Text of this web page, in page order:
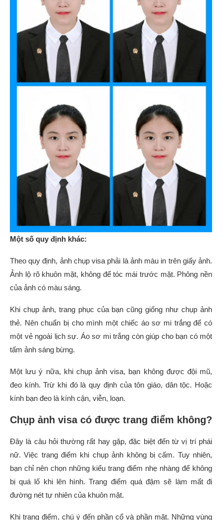
Một số quy định khác:
Theo quy định, ảnh chụp visa phải là ảnh màu in trên giấy ảnh.
Ảnh lộ rõ khuôn mặt, không để tóc mái trước mặt. Phông nền
của ảnh có màu sáng.
Khi chụp ảnh, trang phục của bạn cũng giống như chụp ảnh
thẻ. Nên chuẩn bị cho mình một chiếc áo sơ mi trắng để có
một vẻ ngoài lịch sự. Áo sơ mi trắng còn giúp cho bạn có một
tấm ảnh sáng bừng.
Một lưu ý nữa, khi chụp ảnh visa, bạn không được đội mũ,
đeo kính. Trừ khi đó là quy định của tôn giáo, dân tộc. Hoặc
kính bạn đeo là kính cận, viễn, loạn.
Chụp ảnh visa có được trang điểm không?
Đây là câu hỏi thường rất hay gặp, đặc biệt đến từ vị trí phái
nữ. Việc trang điểm khi chụp ảnh không bị cấm. Tuy nhiên,
bạn chỉ nên chọn những kiểu trang điểm nhẹ nhàng để không
bị quá lố khi lên hình. Trang điểm quá đậm sẽ làm mất đi
đường nét tự nhiên của khuôn mặt.
Khi trang điểm, chú ý đến phần cổ và phần mặt. Những vùng